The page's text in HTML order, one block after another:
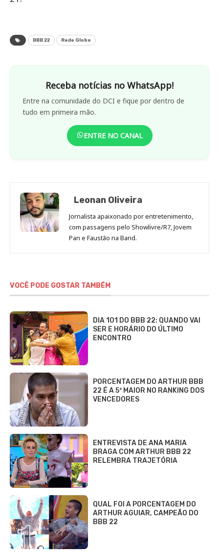
BBB 22 Rede Globo
Receba notícias no WhatsApp!
Entre na comunidade do DCI e fique por dentro de
tudo em primeira mão.
ENTRE NO CANAL
Leonan Oliveira
Jornalista apaixonado por entretenimento,
com passagens pelo Showlivre/R7, Jovem
Pan e Faustão na Band.
VOCÊ PODE GOSTAR TAMBÉM
DIA 101 DO BBB 22: QUANDO VAI
SER E HORÁRIO DO ÚLTIMO
ENCONTRO
PORCENTAGEM DO ARTHUR BBB
22 É A 5ª MAIOR NO RANKING DOS
VENCEDORES
ENTREVISTA DE ANA MARIA
BRAGA COM ARTHUR BBB 22
RELEMBRA TRAJETÓRIA
QUAL FOI A PORCENTAGEM DO
ARTHUR AGUIAR, CAMPEÃO DO
BBB 22